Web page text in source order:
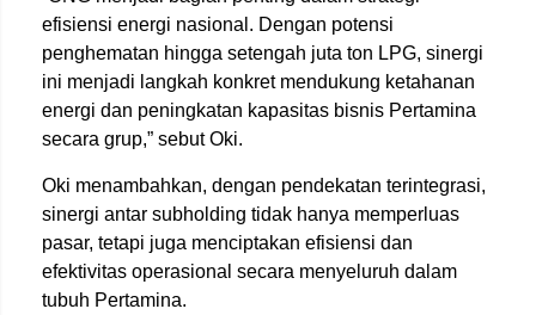
efisiensi energi nasional. Dengan potensi
penghematan hingga setengah juta ton LPG, sinergi
ini menjadi langkah konkret mendukung ketahanan
energi dan peningkatan kapasitas bisnis Pertamina
secara grup,” sebut Oki.
Oki menambahkan, dengan pendekatan terintegrasi,
sinergi antar subholding tidak hanya memperluas
pasar, tetapi juga menciptakan efisiensi dan
efektivitas operasional secara menyeluruh dalam
tubuh Pertamina.